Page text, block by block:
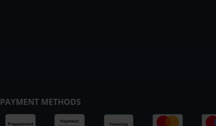
PAYMENT METHODS